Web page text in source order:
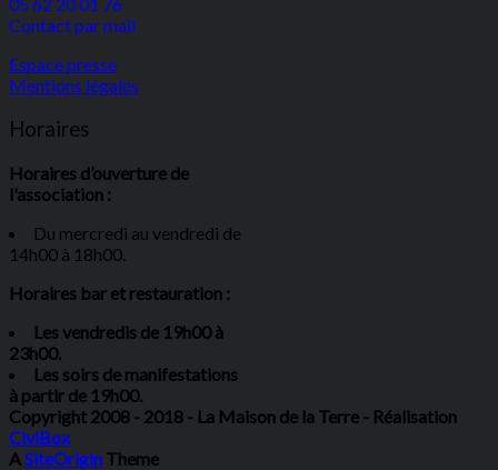
05 62 20 01 76
Contact par mail
Espace presse
Mentions légales
Horaires
Horaires d’ouverture de
l'association :
Du mercredi au vendredi de
14h00 à 18h00.
Horaires bar et restauration :
Les vendredis de 19h00 à
23h00.
Les soirs de manifestations
à partir de 19h00.
Copyright 2008 - 2018 - La Maison de la Terre - Réalisation
CiviBox
ASiteOrigin Theme